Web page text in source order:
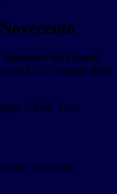
sulla poesia
terrà il 27 maggio dalle
Nibali, Irene
interessato.